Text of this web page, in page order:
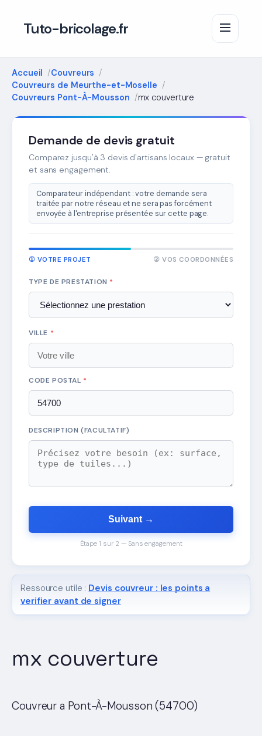
Tuto-bricolage.fr
Accueil
Couvreurs
Couvreurs de Meurthe-et-Moselle
Couvreurs Pont-À-Mousson
mx couverture
mx couverture
Couvreur a Pont-À-Mousson (54700)
Demande de devis gratuit
Comparez jusqu'à 3 devis d'artisans locaux — gratuit
et sans engagement.
Comparateur indépendant : votre demande sera
traitée par notre réseau et ne sera pas forcément
envoyée à l'entreprise présentée sur cette page.
① VOTRE PROJET ② VOS COORDONNÉES
TYPE DE PRESTATION *
VILLE *
CODE POSTAL *
DESCRIPTION (FACULTATIF)
Suivant →
Étape 1 sur 2 — Sans engagement
Ressource utile : Devis couvreur : les points a
verifier avant de signer